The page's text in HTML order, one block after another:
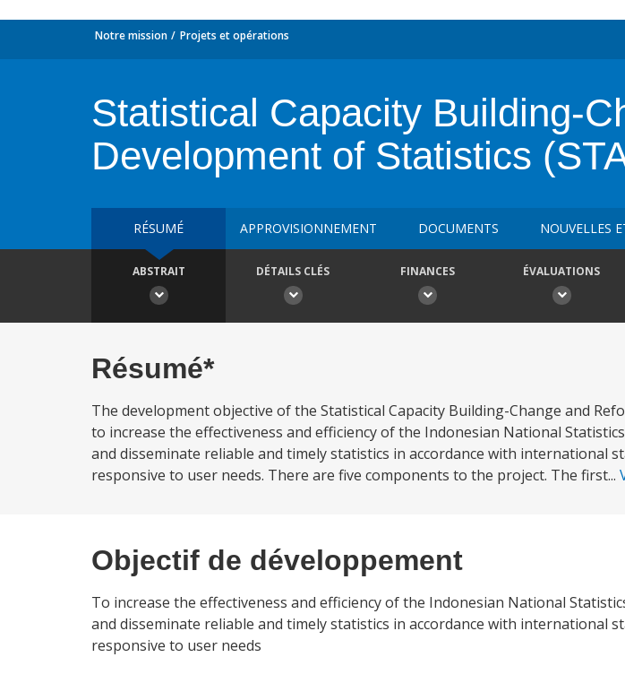
Notre mission Projets et opérations
Statistical Capacity Building-
Development of Statistics
RÉSUMÉ APPROVISIONNEMENT DOCUMENTS NOUVELLES
ABSTRAIT DÉTAILS CLÉS FINANCES ÉVALUATIONS
Résumé*
The development objective of the Statistical Capacity Building-Change and
to increase the effectiveness and efficiency of the Indonesian National
and disseminate reliable and timely statistics in accordance with international
responsive to user needs. There are five components to the project. The first...
Objectif de développement
To increase the effectiveness and efficiency of the Indonesian National
and disseminate reliable and timely statistics in accordance with international
responsive to user needs